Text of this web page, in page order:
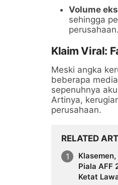
Volume
sehingga
perusahaan.
Klaim Viral:
Meski angka
beberapa
sepenuhnya
Artinya,
perusahaan.
RELATED
Piala AFF
Ketat